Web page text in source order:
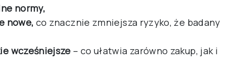
normy,
nowe, co znacznie zmniejsza ryzyko, że badany
wcześniejsze – co ułatwia zarówno zakup, jak i